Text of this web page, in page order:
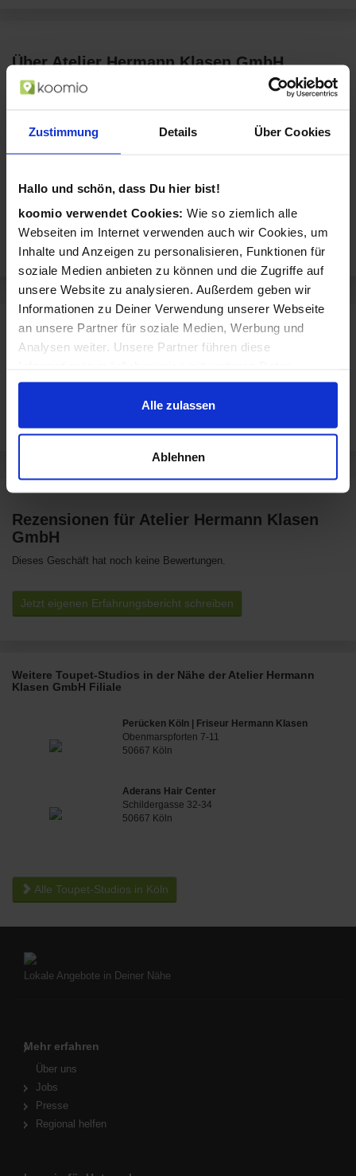
Zustimmung Details Über Cookies
Hallo und schön, dass Du hier bist!
koomio verwendet Cookies: Wie so ziemlich alle
Webseiten im Internet verwenden auch wir Cookies, um
Inhalte und Anzeigen zu personalisieren, Funktionen für
soziale Medien anbieten zu können und die Zugriffe auf
unsere Website zu analysieren. Außerdem geben wir
Informationen zu Deiner Verwendung unserer Webseite
an unsere Partner für soziale Medien, Werbung und
Analysen weiter. Unsere Partner führen diese
zusammen, die Du ihnen bereitgestellt hast oder die sie
im Rahmen Deiner Nutzung der Dienste gesammelt
haben.
Alle zulassen
Ablehnen
Über Atelier Hermann Klasen GmbH
Obenmarspforten 7 in Köln
Videos
Sortiment von Atelier Hermann Klasen
GmbH
Kategorien:
Rezensionen für Atelier Hermann Klasen
GmbH
Dieses Geschäft hat noch keine Bewertungen.
Jetzt eigenen Erfahrungsbericht schreiben
Weitere Toupet-Studios in der Nähe der Atelier Hermann
Klasen GmbH Filiale
Perücken Köln | Friseur Hermann Klasen
Obenmarspforten 7-11
50667 Köln
Aderans Hair Center
Schildergasse 32-34
50667 Köln
Alle Toupet-Studios in Köln
Lokale Angebote in Deiner Nähe
Mehr erfahren
Über uns
Jobs
Presse
Regional helfen